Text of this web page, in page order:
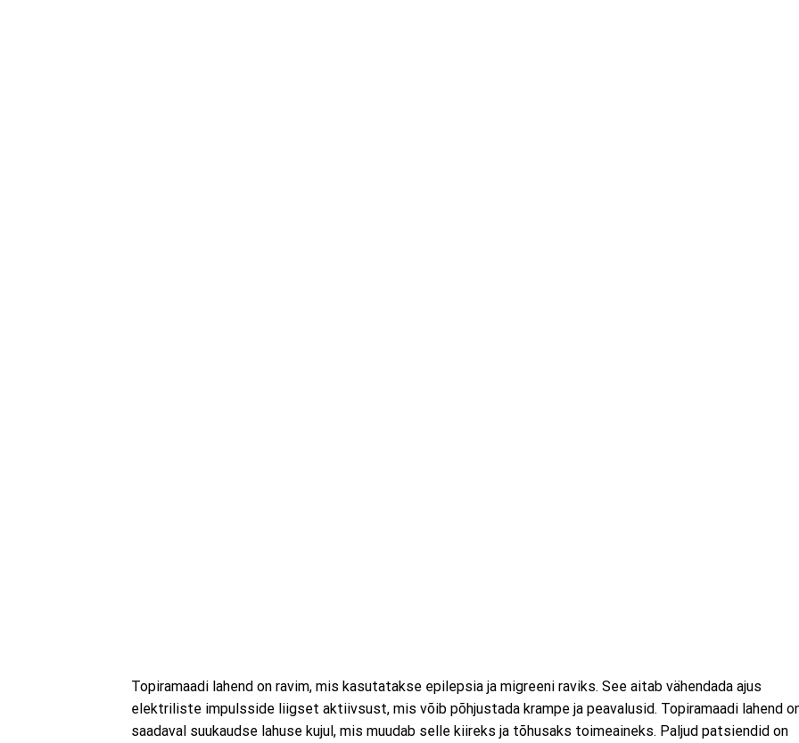
Topiramaadi lahend on ravim, mis kasutatakse epilepsia ja migreeni raviks. See aitab vähendada ajus
elektriliste impulsside liigset aktiivsust, mis võib põhjustada krampe ja peavalusid. Topiramaadi lahend
saadaval suukaudse lahuse kujul, mis muudab selle kiireks ja tõhusaks toimeaineks. Paljud patsiendid on